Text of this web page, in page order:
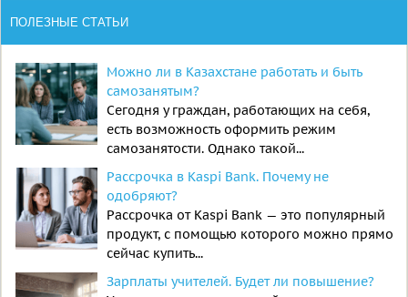
ПОЛЕЗНЫЕ СТАТЬИ
Можно ли в Казахстане работать и быть
самозанятым?
Сегодня у граждан, работающих на себя,
есть возможность оформить режим
самозанятости. Однако такой...
Рассрочка в Kaspi Bank. Почему не
одобряют?
Рассрочка от Kaspi Bank — это популярный
продукт, с помощью которого можно прямо
сейчас купить...
Зарплаты учителей. Будет ли повышение?